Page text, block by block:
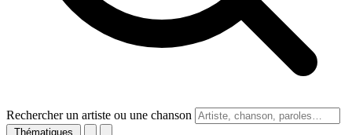
Rechercher un artiste ou une chanson
Thématiques